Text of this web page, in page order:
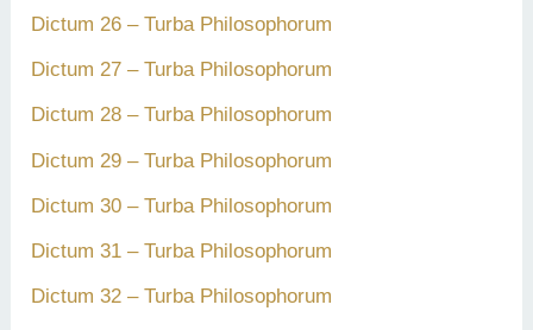
Dictum 26 – Turba Philosophorum
Dictum 27 – Turba Philosophorum
Dictum 28 – Turba Philosophorum
Dictum 29 – Turba Philosophorum
Dictum 30 – Turba Philosophorum
Dictum 31 – Turba Philosophorum
Dictum 32 – Turba Philosophorum